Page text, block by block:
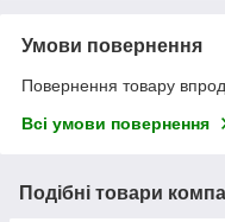
Умови повернення
Повернення товару
Всі умови повернення
Подібні товари